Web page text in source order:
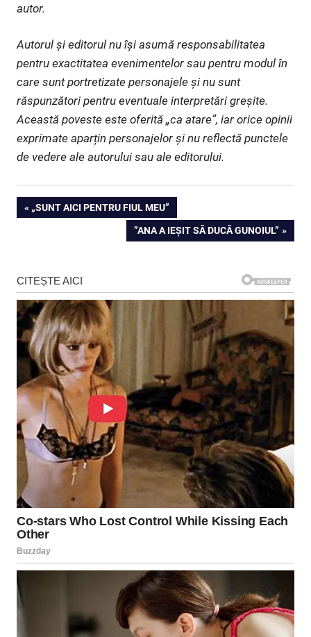
autor.
Autorul și editorul nu își asumă responsabilitatea
pentru exactitatea evenimentelor sau pentru modul în
care sunt portretizate personajele și nu sunt
răspunzători pentru eventuale interpretări greșite.
Această poveste este oferită „ca atare”, iar orice opinii
exprimate aparțin personajelor și nu reflectă punctele
de vedere ale autorului sau ale editorului.
Navigare
PREVIOUS
„SUNT AICI PENTRU FIUL MEU”
NEXT
POST:
”ANA A IEȘIT SĂ DUCĂ GUNOIUL”